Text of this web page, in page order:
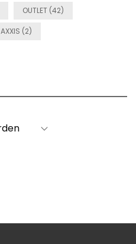
OUTLET (42)
AXXIS (2)